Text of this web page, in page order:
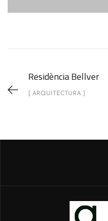
Residència Bellver
[ ARQUITECTURA ]